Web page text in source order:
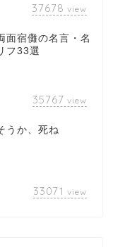
37678 view
面宿儺の名言・名
フ33選
35767 view
うか、死ね
33071 view